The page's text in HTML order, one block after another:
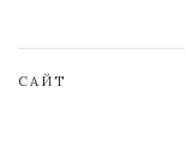
САЙТ